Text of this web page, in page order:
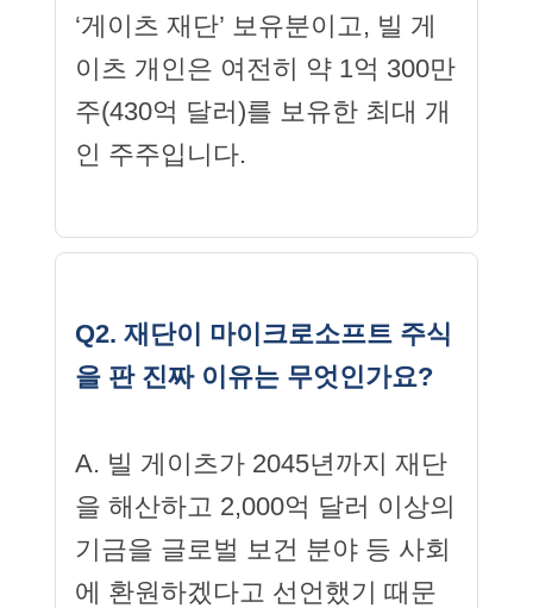
‘게이츠 재단’ 보유분이고, 빌 게
이츠 개인은 여전히 약 1억 300만
주(430억 달러)를 보유한 최대 개
인 주주입니다.
Q2. 재단이 마이크로소프트 주식
을 판 진짜 이유는 무엇인가요?
A. 빌 게이츠가 2045년까지 재단
을 해산하고 2,000억 달러 이상의
기금을 글로벌 보건 분야 등 사회
에 환원하겠다고 선언했기 때문